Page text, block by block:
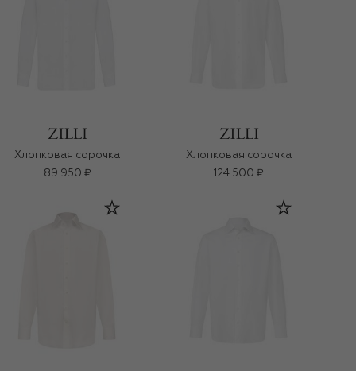
Хлопковая сорочка
89 950 ₽
Хлопковая сорочка
124 500 ₽